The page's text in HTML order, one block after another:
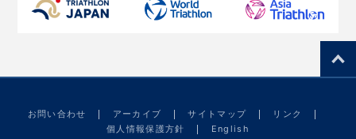
お問い合わせ アーカイブ サイトマップ
リンク
個人情報保護方針
English